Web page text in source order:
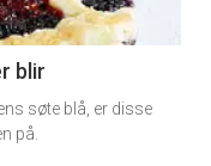
blir
søte blå, er disse
på.